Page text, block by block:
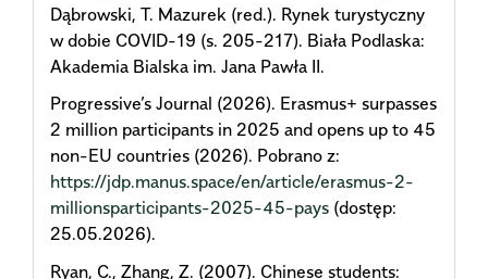
Dąbrowski, T. Mazurek (red.). Rynek turystyczny
w dobie COVID-19 (s. 205-217). Biała Podlaska:
Akademia Bialska im. Jana Pawła II.
Progressive’s Journal (2026). Erasmus+ surpasses
2 million participants in 2025 and opens up to 45
non-EU countries (2026). Pobrano z:
https://jdp.manus.space/en/article/erasmus-2-
millionsparticipants-2025-45-pays (dostęp:
25.05.2026).
Ryan, C., Zhang, Z. (2007). Chinese students: